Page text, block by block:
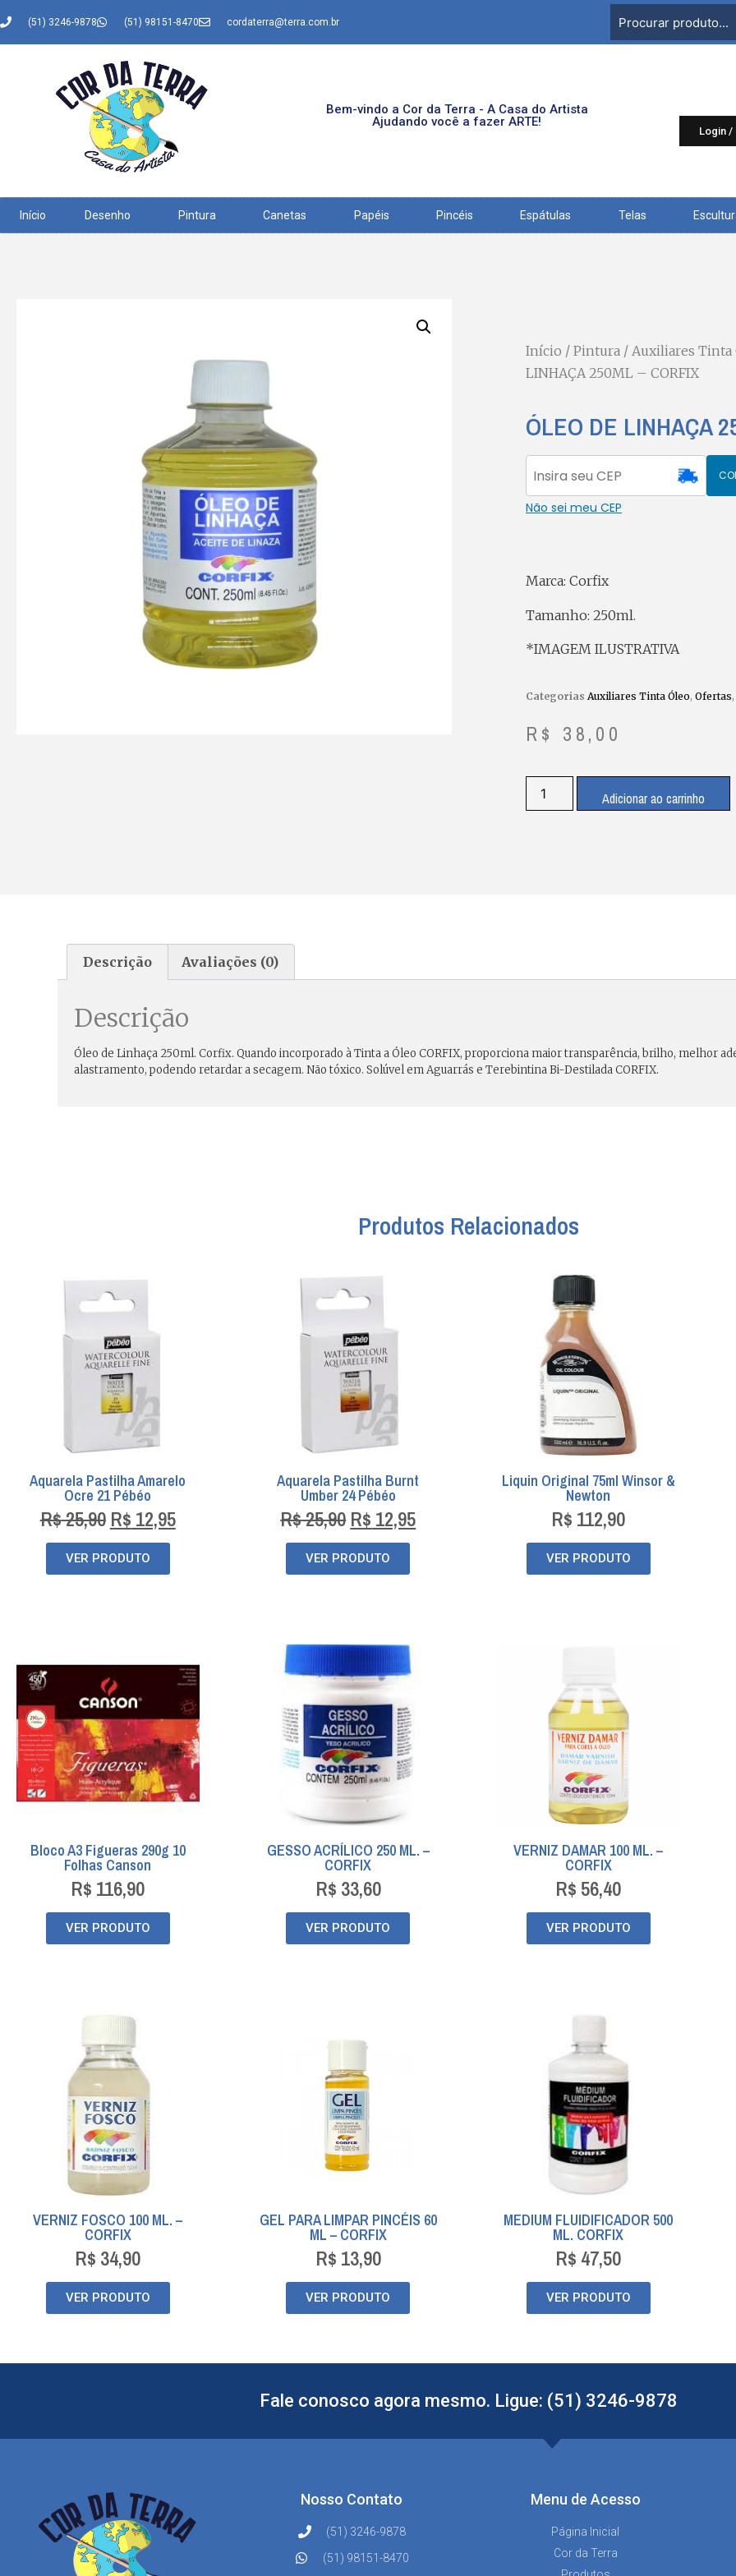
(51) 3246-9878 (51) 98151-8470 cordaterra@terra.com.br
Bem-vindo a Cor da Terra - A Casa do Artista
Ajudando você a fazer ARTE!
Login /
Início Desenho Pintura Canetas Papéis Pincéis Espátulas Telas
Início / Pintura / Auxiliares Tinta
LINHAÇA 250ML – CORFIX
ÓLEO DE LINHAÇA
Não sei meu CEP
Marca: Corfix
Tamanho: 250ml.
*IMAGEM ILUSTRATIVA
Categorias Auxiliares Tinta Óleo, Ofertas,
R$ 38,00
Adicionar ao carrinho
Descrição Avaliações (0)
Descrição
Óleo de Linhaça 250ml. Corfix. Quando incorporado à Tinta a Óleo CORFIX, proporciona maior transparência, brilho, melhor
alastramento, podendo retardar a secagem. Não tóxico. Solúvel em Aguarrás e Terebintina Bi-Destilada CORFIX.
Produtos Relacionados
Aquarela Pastilha Amarelo
Ocre 21 Pébéo
R$25,90 R$ 12,95
VER PRODUTO
Aquarela Pastilha Burnt
Umber 24 Pébéo
R$25,90 R$ 12,95
VER PRODUTO
Liquin Original 75ml Winsor &
Newton
R$ 112,90
VER PRODUTO
Bloco A3 Figueras 290g 10
Folhas Canson
R$ 116,90
VER PRODUTO
GESSO ACRÍLICO 250 ML. –
CORFIX
R$ 33,60
VER PRODUTO
VERNIZ DAMAR 100 ML. –
CORFIX
R$ 56,40
VER PRODUTO
VERNIZ FOSCO 100 ML. –
CORFIX
R$ 34,90
VER PRODUTO
GEL PARA LIMPAR PINCÉIS 60
ML – CORFIX
R$ 13,90
VER PRODUTO
MEDIUM FLUIDIFICADOR 500
ML. CORFIX
R$ 47,50
VER PRODUTO
Fale conosco agora mesmo. Ligue: (51) 3246-9878
Nosso Contato
(51) 3246-9878
(51) 98151-8470
Menu de Acesso
Página Inicial
Cor da Terra